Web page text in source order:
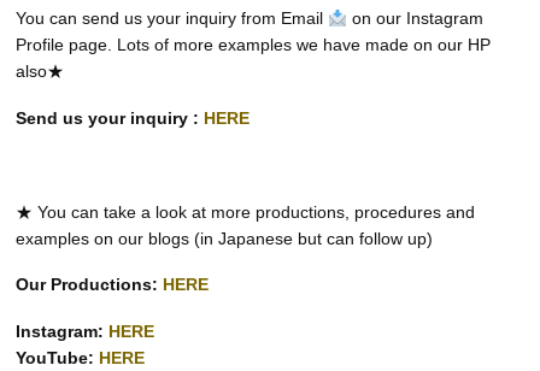
You can send us your inquiry from Email
on our Instagram
Profile page. Lots of more examples we have made on our HP
also★
Send us your inquiry : HERE
★ You can take a look at more productions, procedures and
examples on our blogs (in Japanese but can follow up)
Our Productions: HERE
Instagram: HERE
YouTube: HERE